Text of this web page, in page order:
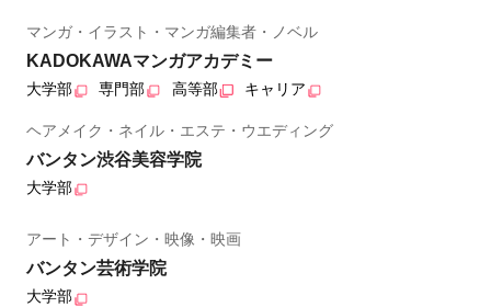
マンガ・イラスト・マンガ編集者・ノベル
KADOKAWAマンガアカデミー
大学部 専門部 高等部 キャリア
ヘアメイク・ネイル・エステ・ウエディング
バンタン渋谷美容学院
大学部
アート・デザイン・映像・映画
バンタン芸術学院
大学部